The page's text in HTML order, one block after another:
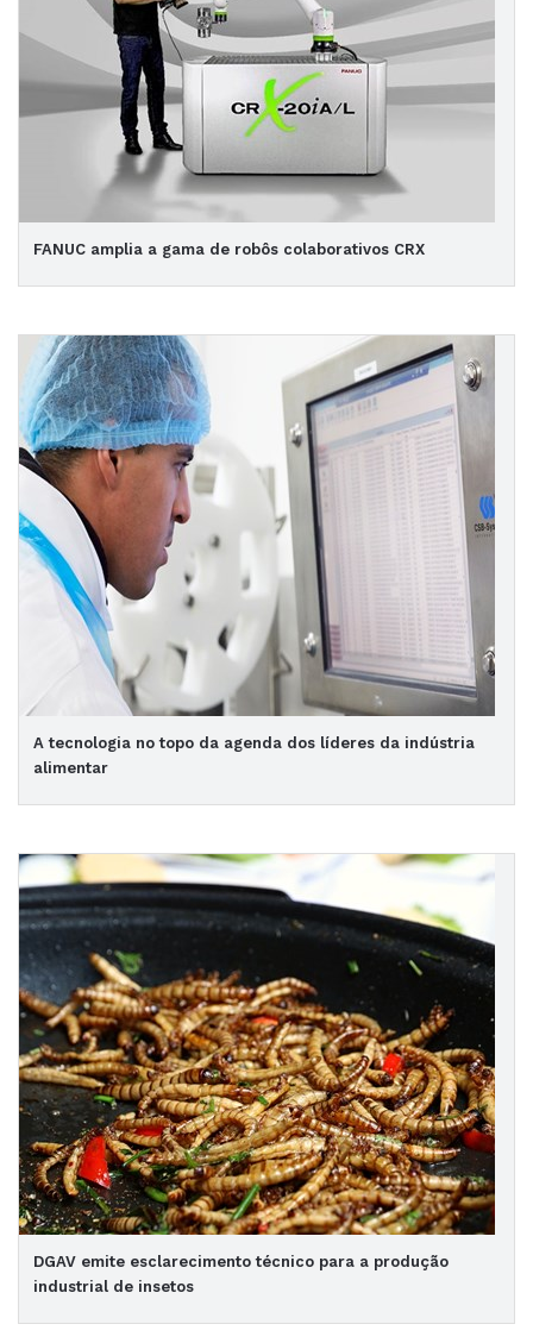
FANUC amplia a gama de robôs colaborativos CRX
A tecnologia no topo da agenda dos líderes da indústria
alimentar
DGAV emite esclarecimento técnico para a produção
industrial de insetos